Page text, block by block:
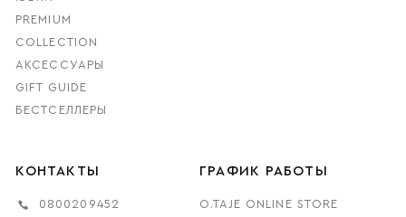
PREMIUM
COLLECTION
АКСЕССУАРЫ
GIFT GUIDE
БЕСТСЕЛЛЕРЫ
КОНТАКТЫ
0800209452
ГРАФИК РАБОТЫ
O.TAJE ONLINE STORE